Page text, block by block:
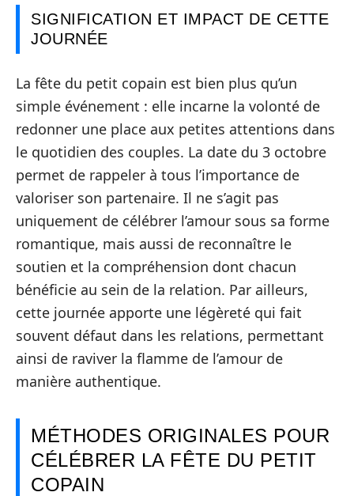
SIGNIFICATION ET IMPACT DE CETTE
JOURNÉE
La fête du petit copain est bien plus qu’un
simple événement : elle incarne la volonté de
redonner une place aux petites attentions dans
le quotidien des couples. La date du 3 octobre
permet de rappeler à tous l’importance de
valoriser son partenaire. Il ne s’agit pas
uniquement de célébrer l’amour sous sa forme
romantique, mais aussi de reconnaître le
soutien et la compréhension dont chacun
bénéficie au sein de la relation. Par ailleurs,
cette journée apporte une légèreté qui fait
souvent défaut dans les relations, permettant
ainsi de raviver la flamme de l’amour de
manière authentique.
MÉTHODES ORIGINALES POUR
CÉLÉBRER LA FÊTE DU PETIT
COPAIN